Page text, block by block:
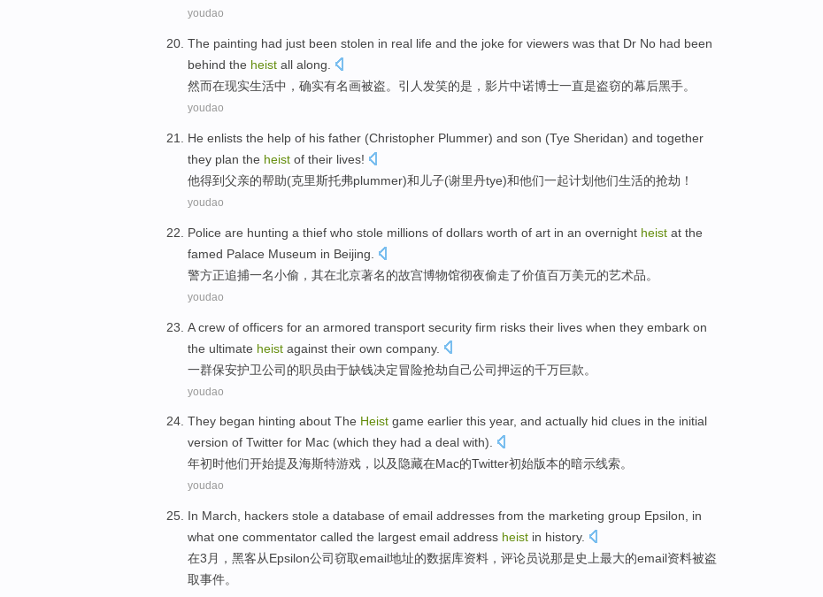
youdao
The painting had just been stolen in real life and the joke for viewers was that Dr No had been
behind the heist all along.
然而在现实生活中 ，确实有名画被盗。引人发笑的是 ，影片中诺博士一直是盗窃的幕后黑手。
youdao
He enlists the help of his father (Christopher Plummer) and son (Tye Sheridan) and together
they plan the heist of their lives!
他得到父亲的帮助(克里斯托弗plummer)和 儿子(谢里丹tye)和他们一起计划他们生活的抢劫 ！
youdao
Police are hunting a thief who stole millions of dollars worth of art in an overnight heist at the
famed Palace Museum in Beijing
警方正追捕一名小偷 ， 其在北京著名的故宫博物馆彻夜偷走了价值百万美元的艺术品。
youdao
A crew of officers for an armored transport security firm risks their lives when they embark on
the ultimate heist against their own company.
一群保安护卫公司的职员由于缺钱决定冒险抢劫自己公司押运的千万巨款。
youdao
They began hinting about The Heist game earlier this year, and actually hid clues in the initial
version of Twitter for Mac (which they had a deal with).
年初时他们开始提及海斯特游戏 ， 以及 隐藏在Mac的Twitter初始版本的暗示线索。
youdao
In March hackers stole a database of email addresses from the marketing group Epsilon , in
what one commentator called the largest email address heist in history.
在3月 ， 黑客从Epsilon公司窃取email地址的数据库资料， 评论员说那是史上最大的email资料被盗
取事件。